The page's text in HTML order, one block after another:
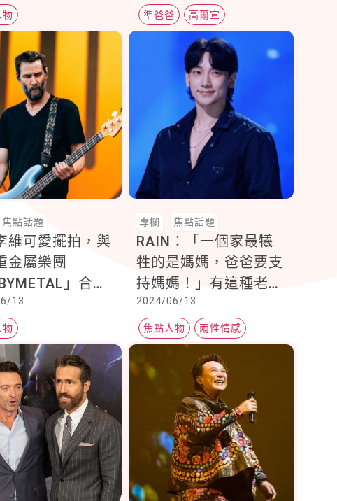
物 準爸爸 高爾宣
焦點話題
維可愛擺拍，與
金屬樂團
」合
友大讚隨和
13
物
專欄 焦點話題
RAIN：「一個家最犧
牲的是媽媽，爸爸要支
持媽媽！」有這種老公
多好！
2024/06/13
焦點人物 兩性情感